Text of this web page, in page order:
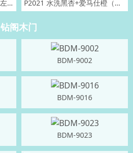
P2020 银梨7号+石英灰（分左右） P2021 水洗黑杏+爱马仕橙（分左右）
钻阁木门
BDM-9002
BDM-9016
BDM-9023